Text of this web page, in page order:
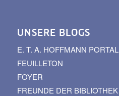
UNSERE BLOGS
E. T. A. HOFFMANN PORTAL
FEUILLETON
FOYER
FREUNDE DER BIBLIOTHEK